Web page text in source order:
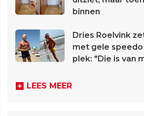
binnen
Dries Roelvink
met gele speedo
plek: "Die is van
LEES MEER